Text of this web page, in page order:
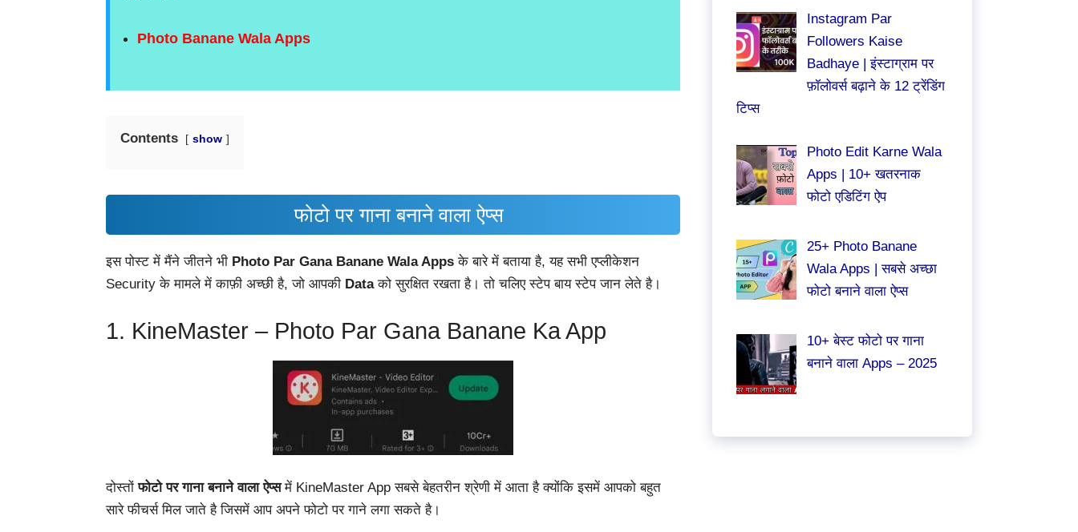
Photo Banane Wala Apps
Contents show
फोटो पर गाना बनाने वाला ऐप्स
इस पोस्ट में मैंने जीतने भी Photo Par Gana Banane Wala Apps के बारे में बताया है, यह सभी एप्लीकेशन
Security के मामले में काफ़ी अच्छी है, जो आपकी Dataको सुरक्षित रखता है। तो चलिए स्टेप बाय स्टेप जान लेते है।
1. KineMaster – Photo Par Gana Banane Ka App
दोस्तोंफोटो पर गाना बनाने वाला ऐप्समें KineMaster App सबसे बेहतरीन श्रेणी में आता है क्योंकि इसमें आपको बहुत
सारे फीचर्स मिल जाते है जिसमें आप अपने फोटो पर गाने लगा सकते है।
Instagram Par
Followers Kaise
Badhaye | इंस्टाग्राम पर
फ़ॉलोवर्स बढ़ाने के 12 ट्रेंडिंग
टिप्स
Photo Edit Karne Wala
Apps | 10+ खतरनाक
फोटो एडिटिंग ऐप
25+ Photo Banane
Wala Apps | सबसे अच्छा
फोटो बनाने वाला ऐप्स
10+ बेस्ट फोटो पर गाना
बनाने वाला Apps – 2025